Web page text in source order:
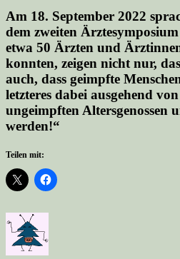
Am 18. September 2022
dem zweiten
etwa 50 Ärzten und
konnten, zeigen nicht nur,
auch, dass geimpfte
letzteres dabei ausgehend
ungeimpften Altersgenossen
werden!“
Teilen mit: